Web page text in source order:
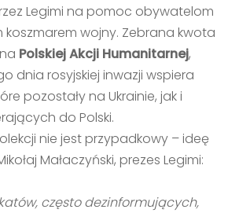
Legimi na pomoc obywatelom
koszmarem wojny. Zebrana kwota
Polskiej Akcji Humanitarnej,
dnia rosyjskiej inwazji wspiera
pozostały na Ukrainie, jak i
do Polski.
nie jest przypadkowy – ideę
Małaczyński, prezes Legimi:
często dezinformujących,